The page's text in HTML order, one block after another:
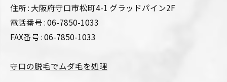
住所 : 大阪府守口市松町4-1 グラッドパイン2F
電話番号 : 06-7850-1033
FAX番号 : 06-7850-1033
守口の脱毛でムダ毛を処理